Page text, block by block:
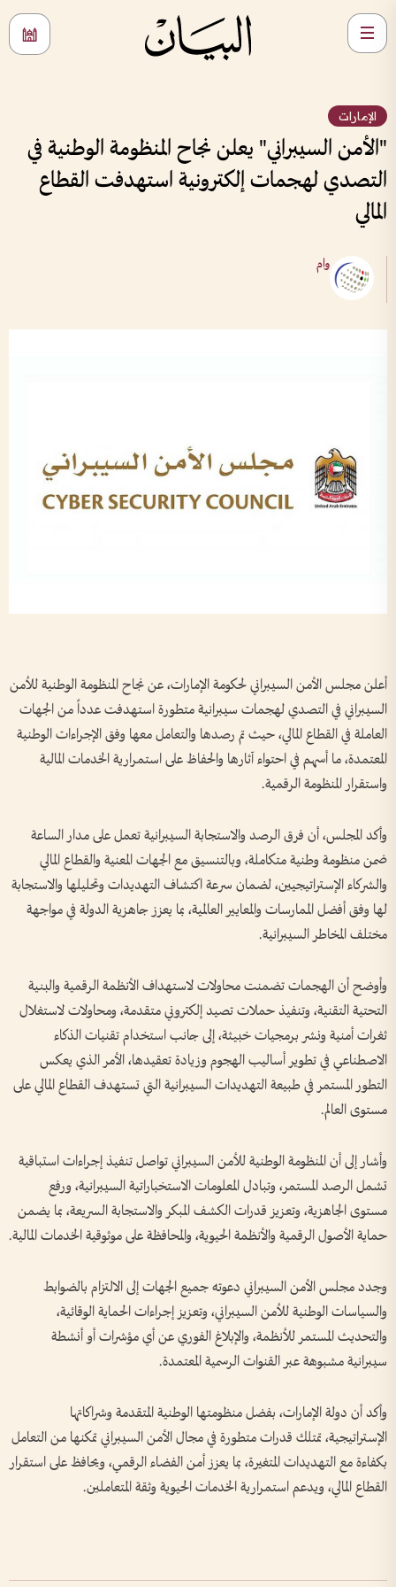
الإمارات
"الأمن السيبراني" يعلن نجاح المنظومة الوطنية في
التصدي لهجمات إلكترونية استهدفت القطاع
المالي
وام
أعلن مجلس الأمن السيبراني لحكومة الإمارات، عن نجاح المنظومة الوطنية للأمن
السيبراني في التصدي لهجمات سيبرانية متطورة استهدفت عدداً من الجهات
العاملة في القطاع المالي، حيث تم رصدها والتعامل معها وفق الإجراءات الوطنية
المعتمدة، ما أسهم في احتواء آثارها والحفاظ على استمرارية الخدمات المالية
واستقرار المنظومة الرقمية.
وأكد المجلس، أن فرق الرصد والاستجابة السيبرانية تعمل على مدار الساعة
ضمن منظومة وطنية متكاملة، وبالتنسيق مع الجهات المعنية والقطاع المالي
والشركاء الإستراتيجيين، لضمان سرعة اكتشاف التهديدات وتحليلها والاستجابة
لها وفق أفضل الممارسات والمعايير العالمية، بما يعزز جاهزية الدولة في مواجهة
مختلف المخاطر السيبرانية.
وأوضح أن الهجمات تضمنت محاولات لاستهداف الأنظمة الرقمية والبنية
التحتية التقنية، وتنفيذ حملات تصيد إلكتروني متقدمة، ومحاولات لاستغلال
ثغرات أمنية ونشر برمجيات خبيثة، إلى جانب استخدام تقنيات الذكاء
الاصطناعي في تطوير أساليب الهجوم وزيادة تعقيدها، الأمر الذي يعكس
التطور المستمر في طبيعة التهديدات السيبرانية التي تستهدف القطاع المالي على
مستوى العالم.
وأشار إلى أن المنظومة الوطنية للأمن السيبراني تواصل تنفيذ إجراءات استباقية
تشمل الرصد المستمر، وتبادل المعلومات الاستخباراتية السيبرانية، ورفع
مستوى الجاهزية، وتعزيز قدرات الكشف المبكر والاستجابة السريعة، بما يضمن
حماية الأصول الرقمية والأنظمة الحيوية، والمحافظة على موثوقية الخدمات المالية.
وجدد مجلس الأمن السيبراني دعوته جميع الجهات إلى الالتزام بالضوابط
والسياسات الوطنية للأمن السيبراني، وتعزيز إجراءات الحماية الوقائية،
والتحديث المستمر للأنظمة، والإبلاغ الفوري عن أي مؤشرات أو أنشطة
سيبرانية مشبوهة عبر القنوات الرسمية المعتمدة.
وأكد أن دولة الإمارات، بفضل منظومتها الوطنية المتقدمة وشراكاتها
الإستراتيجية، تمتلك قدرات متطورة في مجال الأمن السيبراني تمكنها من التعامل
بكفاءة مع التهديدات المتغيرة، بما يعزز أمن الفضاء الرقمي، ويحافظ على استقرار
القطاع المالي، ويدعم استمرارية الخدمات الحيوية وثقة المتعاملين.